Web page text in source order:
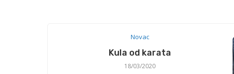
Novac
Kula od karata
18/03/2020